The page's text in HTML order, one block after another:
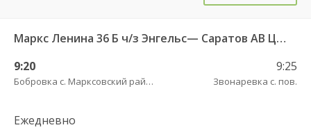
Маркс Ленина 36 Б ч/з Энгельс— Саратов АВ Центральный (ул им Пугачева 179 А)
9:20
Бобровка с. Марксовский район пов.
9:25
Звонаревка с. пов.
Ежедневно